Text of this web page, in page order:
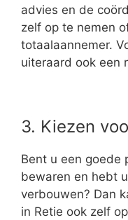
advies en de
zelf op te nemen
totaalaannemer.
uiteraard ook een
3. Kiezen
Bent u een goede
bewaren en hebt
verbouwen? Dan
in Retie ook zelf